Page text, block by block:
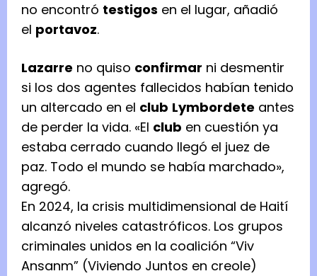
no encontró testigos en el lugar, añadió
el portavoz.
Lazarre no quiso confirmar ni desmentir
si los dos agentes fallecidos habían tenido
un altercado en el club Lymbordete antes
de perder la vida. «El club en cuestión ya
estaba cerrado cuando llegó el juez de
paz. Todo el mundo se había marchado»,
agregó.
En 2024, la crisis multidimensional de Haití
alcanzó niveles catastróficos. Los grupos
criminales unidos en la coalición “Viv
Ansanm” (Viviendo Juntos en creole)